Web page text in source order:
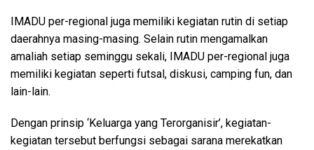
IMADU per-regional juga memiliki kegiatan rutin di setiap
daerahnya masing-masing. Selain rutin mengamalkan
amaliah setiap seminggu sekali, IMADU per-regional juga
memiliki kegiatan seperti futsal, diskusi, camping fun, dan
lain-lain.
Dengan prinsip ‘Keluarga yang Terorganisir’, kegiatan-
kegiatan tersebut berfungsi sebagai sarana merekatkan